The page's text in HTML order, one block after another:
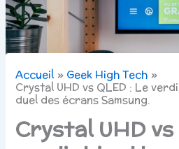
Accueil
Geek High Tech
Crystal UHD vs QLED : Le
duel des écrans Samsung.
Crystal UHD vs